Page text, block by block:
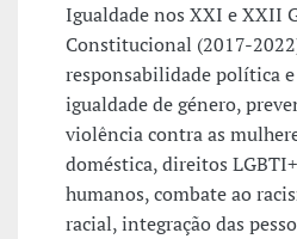
Igualdade nos XXI e XXII
Constitucional (2017-
responsabilidade política
igualdade de género,
violência contra as
doméstica, direitos
humanos, combate ao
racial, integração das